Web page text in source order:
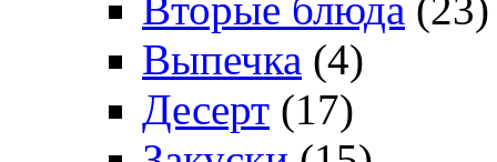
Выпечка (4)
Десерт (17)